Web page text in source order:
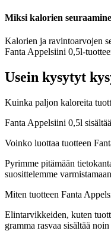
Miksi kalorien
Kalorien ja ravintoarvojen
Fanta Appelsiini 0,5l-
Usein kysytyt
Kuinka paljon kaloreita
Fanta Appelsiini 0,5l
Voinko luottaa tuotteen
Pyrimme pitämään
suosittelemme
Miten tuotteen Fanta
Elintarvikkeiden, kuten
gramma rasvaa sisältää